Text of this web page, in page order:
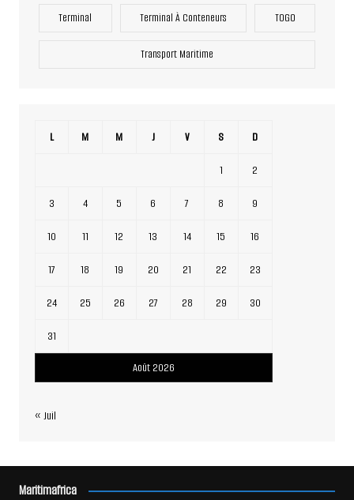
Terminal Terminal À Conteneurs TOGO
Transport Maritime
Août 2026
L M M J V S D
1 2
3 4 5 6 7 8 9
10 11 12 13 14 15 16
17 18 19 20 21 22 23
24 25 26 27 28 29 30
31
« Juil
Maritimafrica